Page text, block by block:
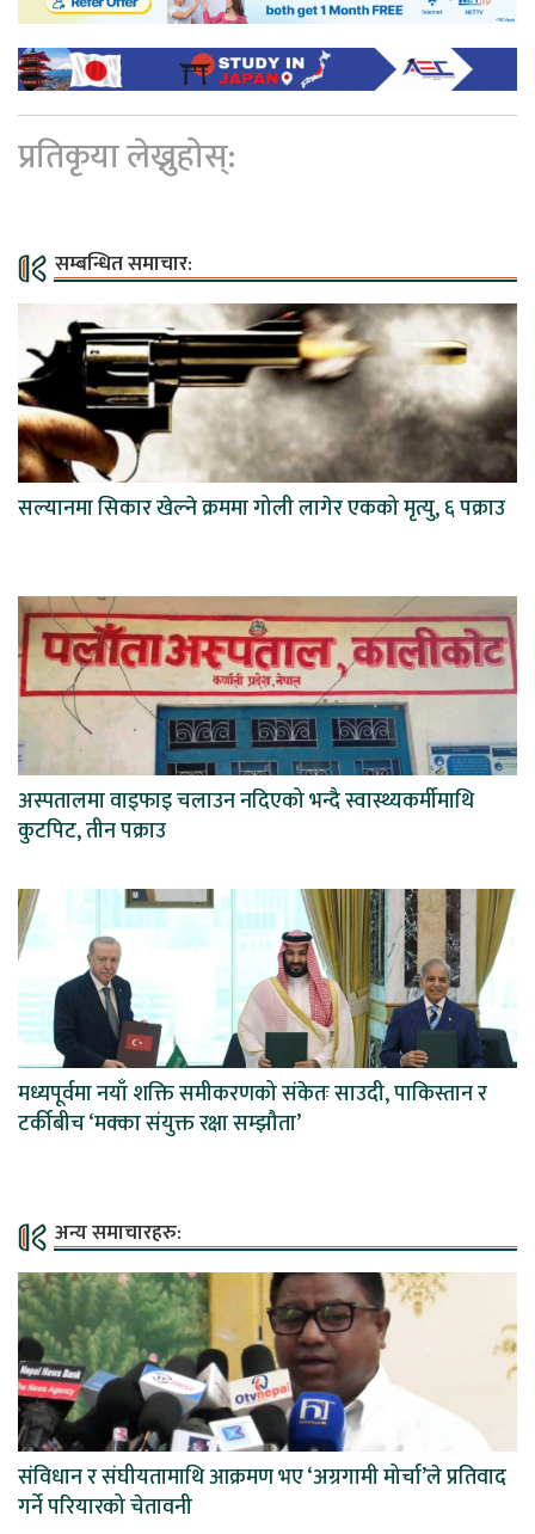
प्रतिकृया लेख्नुहोस्:
सम्बन्धित समाचार:
सल्यानमा सिकार खेल्ने क्रममा गोली लागेर एकको मृत्यु, ६ पक्राउ
अस्पतालमा वाइफाइ चलाउन नदिएको भन्दै स्वास्थ्यकर्मीमाथि
कुटपिट, तीन पक्राउ
मध्यपूर्वमा नयाँ शक्ति समीकरणको संकेतः साउदी, पाकिस्तान र
टर्कीबीच ‘मक्का संयुक्त रक्षा सम्झौता’
अन्य समाचारहरु:
संविधान र संघीयतामाथि आक्रमण भए ‘अग्रगामी मोर्चा’ले प्रतिवाद
गर्ने परियारको चेतावनी